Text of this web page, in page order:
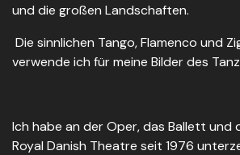
und die großen Landschaften.
Die sinnlichen Tango, Flamenco und
verwende ich für meine Bilder des
Ich habe an der Oper, das Ballett und
Royal Danish Theatre seit 1976